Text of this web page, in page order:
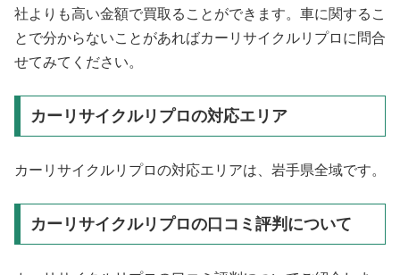
社よりも高い金額で買取ることができます。車に関するこ
とで分からないことがあればカーリサイクルリプロに問合
せてみてください。
カーリサイクルリプロの対応エリア
カーリサイクルリプロの対応エリアは、岩手県全域です。
カーリサイクルリプロの口コミ評判について